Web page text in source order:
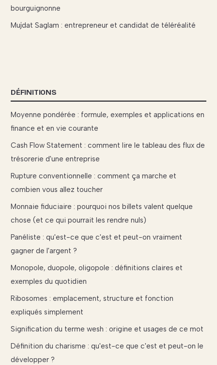
bourguignonne
Mujdat Saglam : entrepreneur et candidat de téléréalité
DÉFINITIONS
Moyenne pondérée : formule, exemples et applications en
finance et en vie courante
Cash Flow Statement : comment lire le tableau des flux de
trésorerie d'une entreprise
Rupture conventionnelle : comment ça marche et
combien vous allez toucher
Monnaie fiduciaire : pourquoi nos billets valent quelque
chose (et ce qui pourrait les rendre nuls)
Panéliste : qu'est-ce que c'est et peut-on vraiment
gagner de l'argent ?
Monopole, duopole, oligopole : définitions claires et
exemples du quotidien
Ribosomes : emplacement, structure et fonction
expliqués simplement
Signification du terme wesh : origine et usages de ce mot
Définition du charisme : qu'est-ce que c'est et peut-on le
développer ?